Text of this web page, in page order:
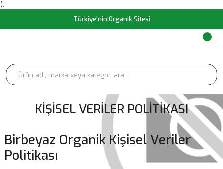
');
Türkiye'nin Organik Sitesi
KIŞISEL VERILER POLITIKASI
Birbeyaz Organik Kişisel Veriler
Politikası